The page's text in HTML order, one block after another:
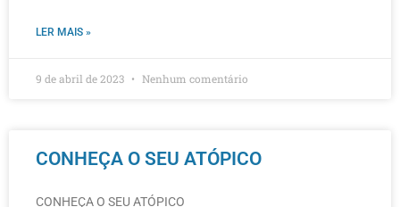
LER MAIS »
9 de abril de 2023 Nenhum comentário
CONHEÇA O SEU ATÓPICO
CONHEÇA O SEU ATÓPICO